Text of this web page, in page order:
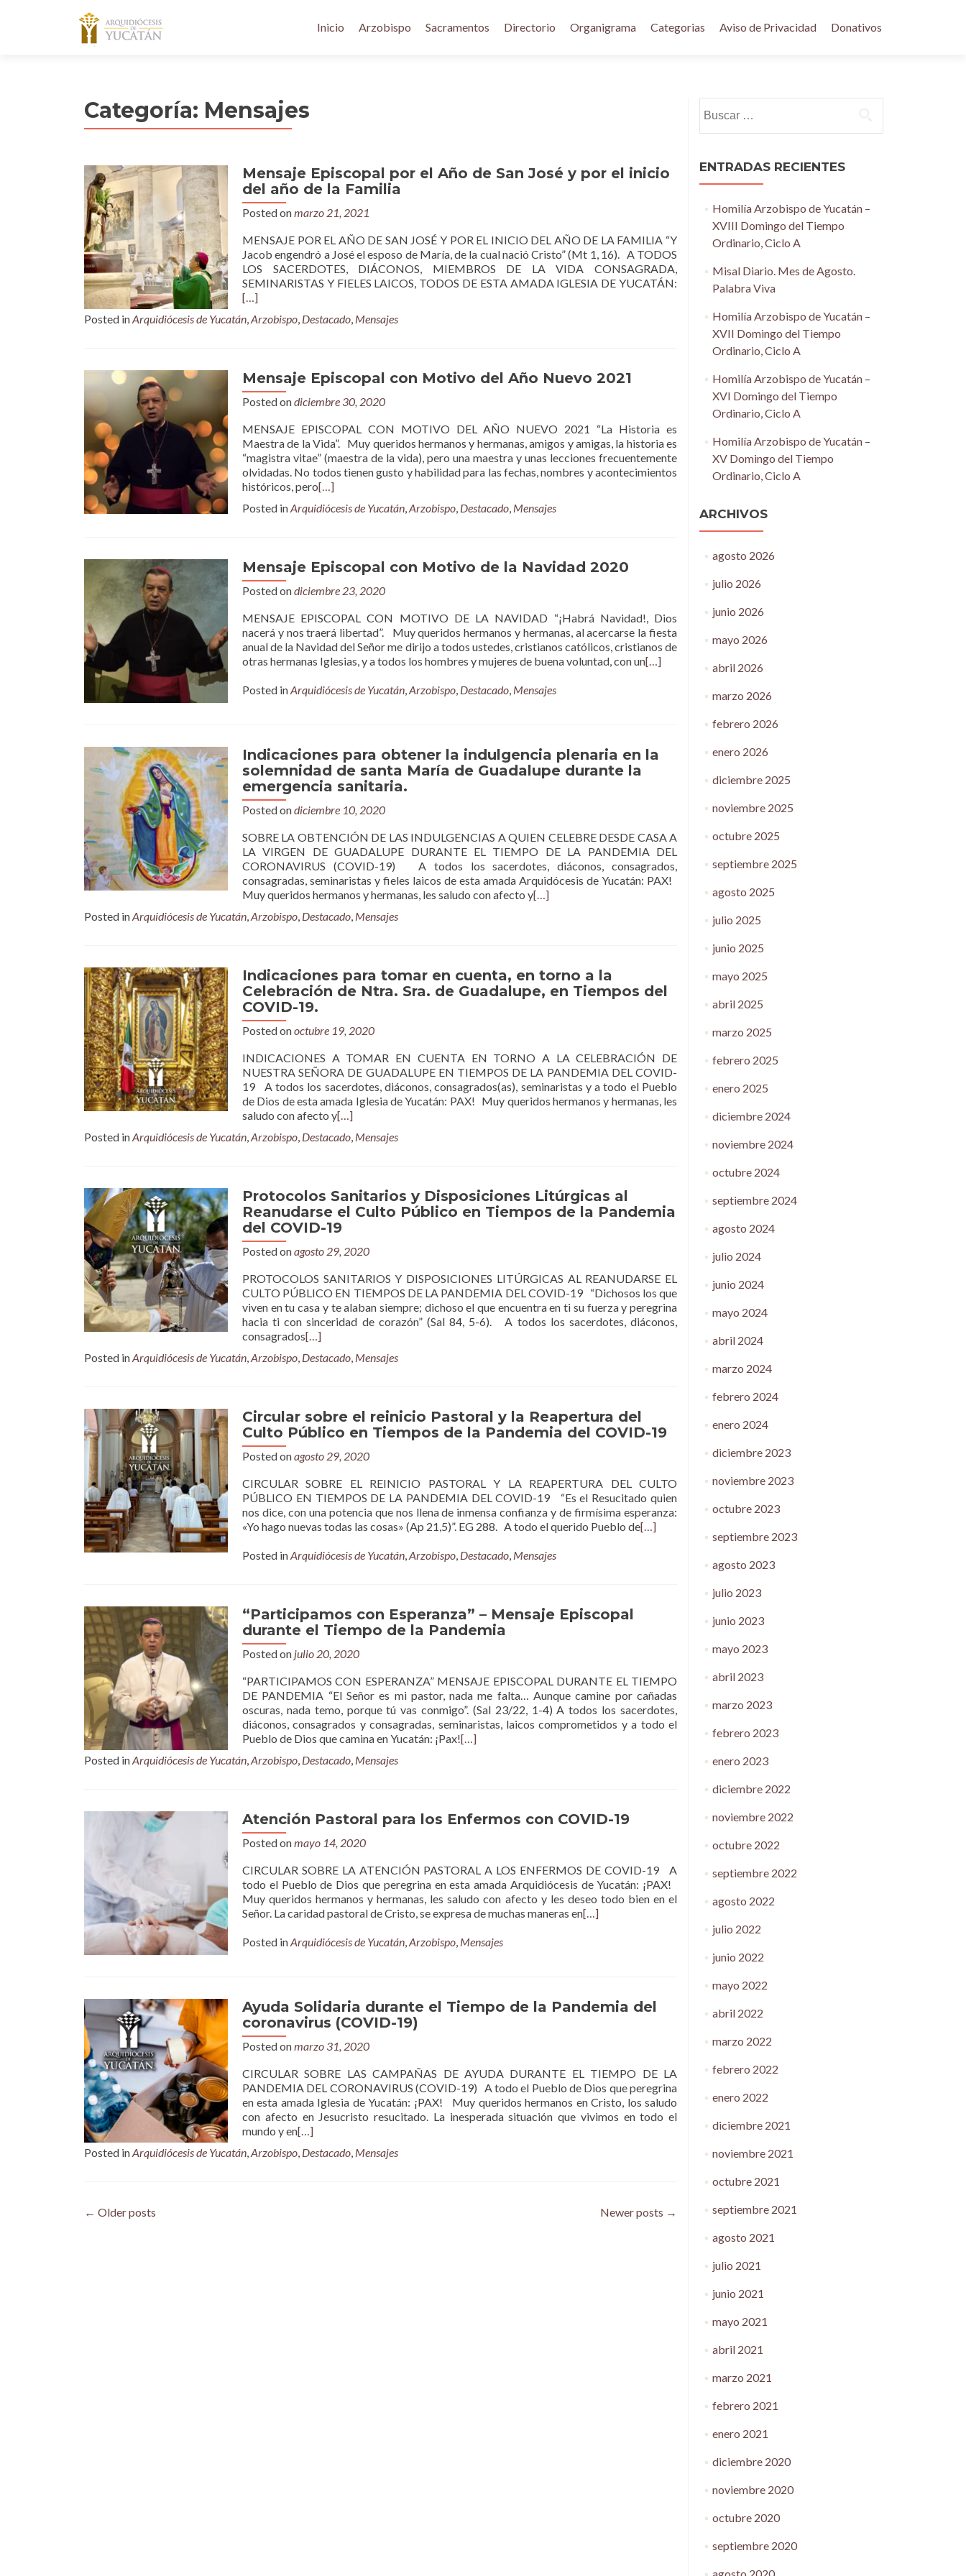
Inicio Arzobispo Sacramentos Directorio Organigrama Categorias Aviso de Privacidad Donativos
Categoría: Mensajes
Mensaje Episcopal por el Año de San José y por el inicio
del año de la Familia
Posted onmarzo 21, 2021
MENSAJE POR EL AÑO DE SAN JOSÉ Y POR EL INICIO DEL AÑO DE LA FAMILIA “Y
Jacob engendró a José el esposo de María, de la cual nació Cristo” (Mt 1, 16). A TODOS
LOS SACERDOTES, DIÁCONOS, MIEMBROS DE LA VIDA CONSAGRADA,
SEMINARISTAS Y FIELES LAICOS, TODOS DE ESTA AMADA IGLESIA DE YUCATÁN:
[…]
Posted inArquidiócesis de Yucatán,Arzobispo, Destacado, Mensajes
Mensaje Episcopal con Motivo del Año Nuevo 2021
Posted ondiciembre 30, 2020
MENSAJE EPISCOPAL CON MOTIVO DEL AÑO NUEVO 2021 “La Historia es
Maestra de la Vida”. Muy queridos hermanos y hermanas, amigos y amigas, la historia es
“magistra vitae” (maestra de la vida), pero una maestra y unas lecciones frecuentemente
olvidadas. No todos tienen gusto y habilidad para las fechas, nombres y acontecimientos
históricos, pero[…]
Posted inArquidiócesis de Yucatán,Arzobispo, Destacado, Mensajes
Mensaje Episcopal con Motivo de la Navidad 2020
Posted ondiciembre 23, 2020
MENSAJE EPISCOPAL CON MOTIVO DE LA NAVIDAD “¡Habrá Navidad!, Dios
nacerá y nos traerá libertad”. Muy queridos hermanos y hermanas, al acercarse la fiesta
anual de la Navidad del Señor me dirijo a todos ustedes, cristianos católicos, cristianos de
otras hermanas Iglesias, y a todos los hombres y mujeres de buena voluntad, con un[…]
Posted inArquidiócesis de Yucatán,Arzobispo, Destacado, Mensajes
Indicaciones para obtener la indulgencia plenaria en la
solemnidad de santa María de Guadalupe durante la
emergencia sanitaria.
Posted ondiciembre 10, 2020
SOBRE LA OBTENCIÓN DE LAS INDULGENCIAS A QUIEN CELEBRE DESDE CASA A
LA VIRGEN DE GUADALUPE DURANTE EL TIEMPO DE LA PANDEMIA DEL
CORONAVIRUS (COVID-19) A todos los sacerdotes, diáconos, consagrados,
consagradas, seminaristas y fieles laicos de esta amada Arquidócesis de Yucatán: PAX!
Muy queridos hermanos y hermanas, les saludo con afecto y[…]
Posted inArquidiócesis de Yucatán,Arzobispo, Destacado, Mensajes
Indicaciones para tomar en cuenta, en torno a la
Celebración de Ntra. Sra. de Guadalupe, en Tiempos del
COVID-19.
Posted onoctubre 19, 2020
INDICACIONES A TOMAR EN CUENTA EN TORNO A LA CELEBRACIÓN DE
NUESTRA SEÑORA DE GUADALUPE EN TIEMPOS DE LA PANDEMIA DEL COVID-
19 A todos los sacerdotes, diáconos, consagrados(as), seminaristas y a todo el Pueblo
de Dios de esta amada Iglesia de Yucatán: PAX! Muy queridos hermanos y hermanas, les
saludo con afecto y[…]
Posted inArquidiócesis de Yucatán,Arzobispo, Destacado, Mensajes
Protocolos Sanitarios y Disposiciones Litúrgicas al
Reanudarse el Culto Público en Tiempos de la Pandemia
del COVID-19
Posted onagosto 29, 2020
PROTOCOLOS SANITARIOS Y DISPOSICIONES LITÚRGICAS AL REANUDARSE EL
CULTO PÚBLICO EN TIEMPOS DE LA PANDEMIA DEL COVID-19 “Dichosos los que
viven en tu casa y te alaban siempre; dichoso el que encuentra en ti su fuerza y peregrina
hacia ti con sinceridad de corazón” (Sal 84, 5-6). A todos los sacerdotes, diáconos,
consagrados[…]
Posted inArquidiócesis de Yucatán,Arzobispo, Destacado, Mensajes
Circular sobre el reinicio Pastoral y la Reapertura del
Culto Público en Tiempos de la Pandemia del COVID-19
Posted onagosto 29, 2020
CIRCULAR SOBRE EL REINICIO PASTORAL Y LA REAPERTURA DEL CULTO
PÚBLICO EN TIEMPOS DE LA PANDEMIA DEL COVID-19 “Es el Resucitado quien
nos dice, con una potencia que nos llena de inmensa confianza y de firmísima esperanza:
«Yo hago nuevas todas las cosas» (Ap 21,5)”. EG 288. A todo el querido Pueblo de[…]
Posted inArquidiócesis de Yucatán,Arzobispo, Destacado, Mensajes
“Participamos con Esperanza” – Mensaje Episcopal
durante el Tiempo de la Pandemia
Posted on julio 20, 2020
“PARTICIPAMOS CON ESPERANZA” MENSAJE EPISCOPAL DURANTE EL TIEMPO
DE PANDEMIA “El Señor es mi pastor, nada me falta… Aunque camine por cañadas
oscuras, nada temo, porque tú vas conmigo”. (Sal 23/22, 1-4) A todos los sacerdotes,
diáconos, consagrados y consagradas, seminaristas, laicos comprometidos y a todo el
Pueblo de Dios que camina en Yucatán: ¡Pax![…]
Posted inArquidiócesis de Yucatán,Arzobispo, Destacado, Mensajes
Atención Pastoral para los Enfermos con COVID-19
Posted onmayo 14, 2020
CIRCULAR SOBRE LA ATENCIÓN PASTORAL A LOS ENFERMOS DE COVID-19 A
todo el Pueblo de Dios que peregrina en esta amada Arquidiócesis de Yucatán: ¡PAX!
Muy queridos hermanos y hermanas, les saludo con afecto y les deseo todo bien en el
Señor. La caridad pastoral de Cristo, se expresa de muchas maneras en[…]
Posted inArquidiócesis de Yucatán,Arzobispo, Mensajes
Ayuda Solidaria durante el Tiempo de la Pandemia del
coronavirus (COVID-19)
Posted onmarzo 31, 2020
CIRCULAR SOBRE LAS CAMPAÑAS DE AYUDA DURANTE EL TIEMPO DE LA
PANDEMIA DEL CORONAVIRUS (COVID-19) A todo el Pueblo de Dios que peregrina
en esta amada Iglesia de Yucatán: ¡PAX! Muy queridos hermanos en Cristo, los saludo
con afecto en Jesucristo resucitado. La inesperada situación que vivimos en todo el
mundo y en[…]
Posted inArquidiócesis de Yucatán,Arzobispo, Destacado, Mensajes
Posts
← Older posts Newer posts →
ENTRADAS RECIENTES
Homilía Arzobispo de Yucatán –
XVIII Domingo del Tiempo
Ordinario, Ciclo A
Misal Diario. Mes de Agosto.
Palabra Viva
Homilía Arzobispo de Yucatán –
XVII Domingo del Tiempo
Ordinario, Ciclo A
Homilía Arzobispo de Yucatán –
XVI Domingo del Tiempo
Ordinario, Ciclo A
Homilía Arzobispo de Yucatán –
XV Domingo del Tiempo
Ordinario, Ciclo A
ARCHIVOS
agosto 2026
julio 2026
junio 2026
mayo 2026
abril 2026
marzo 2026
febrero 2026
enero 2026
diciembre 2025
noviembre 2025
octubre 2025
septiembre 2025
agosto 2025
julio 2025
junio 2025
mayo 2025
abril 2025
marzo 2025
febrero 2025
enero 2025
diciembre 2024
noviembre 2024
octubre 2024
septiembre 2024
agosto 2024
julio 2024
junio 2024
mayo 2024
abril 2024
marzo 2024
febrero 2024
enero 2024
diciembre 2023
noviembre 2023
octubre 2023
septiembre 2023
agosto 2023
julio 2023
junio 2023
mayo 2023
abril 2023
marzo 2023
febrero 2023
enero 2023
diciembre 2022
noviembre 2022
octubre 2022
septiembre 2022
agosto 2022
julio 2022
junio 2022
mayo 2022
abril 2022
marzo 2022
febrero 2022
enero 2022
diciembre 2021
noviembre 2021
octubre 2021
septiembre 2021
agosto 2021
julio 2021
junio 2021
mayo 2021
abril 2021
marzo 2021
febrero 2021
enero 2021
diciembre 2020
noviembre 2020
octubre 2020
septiembre 2020